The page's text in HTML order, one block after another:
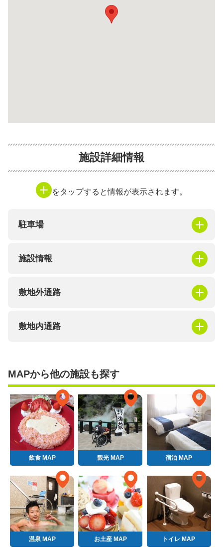
施設詳細情報
をタップすると情報が表示されます。
駐車場
施設情報
敷地外通路
敷地内通路
MAPから他の施設も探す
飲食 MAP 観光 MAP 宿泊 MAP
温泉 MAP お土産 MAP トイレ MAP